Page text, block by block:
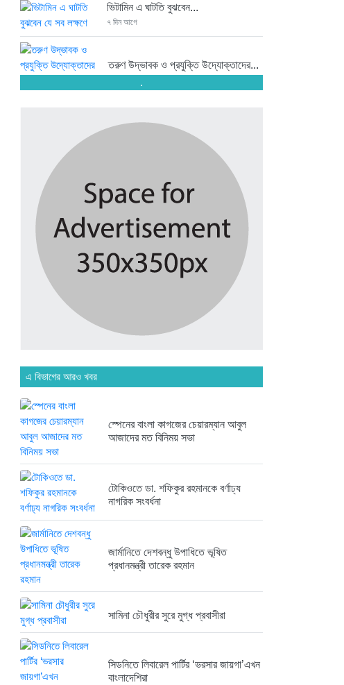
ভিটামিন এ ঘাটতি বুঝবেন...
৭ দিন আগে
তরুণ উদ্ভাবক ও প্রযুক্তি উদ্যোক্তাদের...
মাদরাসাকে অবহেলা করা শুরু মুজিব...
বাংলাদেশে এসে মার্কিন দূতের ভারতের...
৭ দিন আগে
অনেক পরিবার এখনো তাঁদের স্বজন...
রাজনৈতিক লড়াইয়ে জিততে হলে
২ সপ্তাহ আগে
.
এ বিভাগের আরও খবর
স্পেনের বাংলা কাগজের চেয়ারম্যান আবুল
আজাদের মত বিনিময় সভা
টোকিওতে ডা. শফিকুর রহমানকে বর্ণাঢ্য
নাগরিক সংবর্ধনা
জার্মানিতে দেশবন্ধু উপাধিতে ভূষিত
প্রধানমন্ত্রী তারেক রহমান
সামিনা চৌধুরীর সুরে মুগ্ধ প্রবাসীরা
সিডনিতে লিবারেল পার্টির ‘ভরসার জায়গা’এখন
বাংলাদেশিরা